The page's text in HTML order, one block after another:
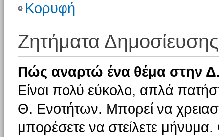
Κορυφή
Ζητήματα Δημοσίευσης
Πώς αναρτώ ένα θέμα στην
Είναι πολύ εύκολο, απλά
Θ. Ενοτήτων. Μπορεί να
μπορέσετε να στείλετε μήνυμα.